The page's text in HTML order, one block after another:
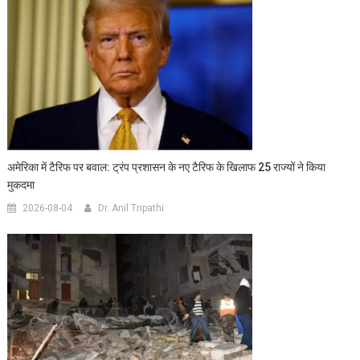
अमेरिका में टैरिफ पर बवाल: ट्रंप प्रशासन के नए टैरिफ के खिलाफ 25 राज्यों ने किया
मुकदमा
2026-08-04 Dr. Anil Tripathi